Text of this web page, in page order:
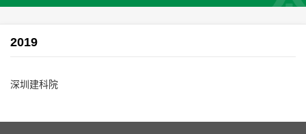
2019
深圳建科院